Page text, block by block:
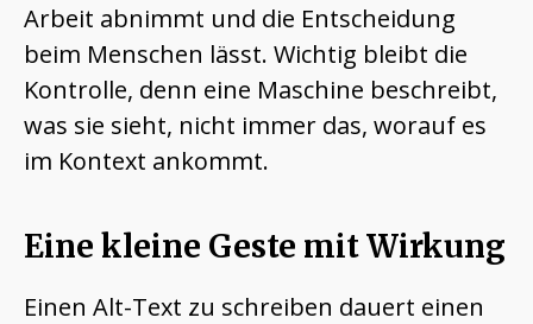
Arbeit abnimmt und die Entscheidung
beim Menschen lässt. Wichtig bleibt die
Kontrolle, denn eine Maschine beschreibt,
was sie sieht, nicht immer das, worauf es
im Kontext ankommt.
Eine kleine Geste mit Wirkung
Einen Alt-Text zu schreiben dauert einen